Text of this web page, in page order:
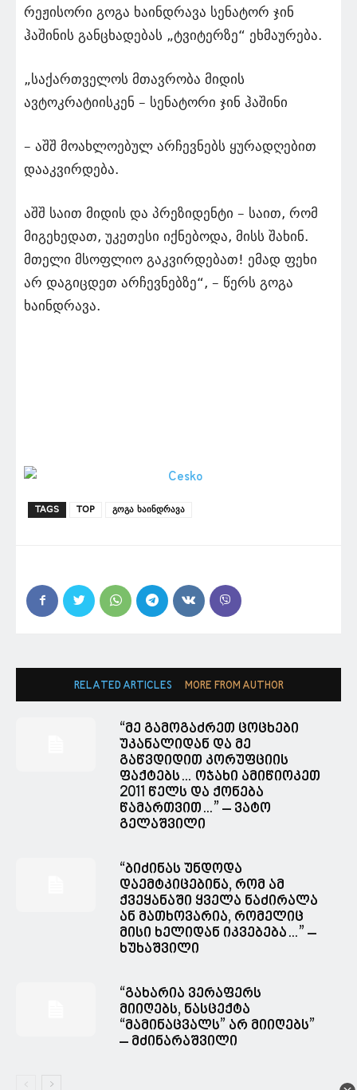
რეჟისორი გოგა ხაინდრავა სენატორ ჯინ
ჰაშინის განცხადებას „ტვიტერზე“ ეხმაურება.
„საქართველოს მთავრობა მიდის
ავტოკრატიისკენ – სენატორი ჯინ ჰაშინი
– აშშ მოახლოებულ არჩევნებს ყურადღებით
დააკვირდება.
აშშ საით მიდის და პრეზიდენტი – საით, რომ
მიგეხედათ, უკეთესი იქნებოდა, მისს შახინ.
მთელი მსოფლიო გაკვირდებათ! ემად ფეხი
არ დაგიცდეთ არჩევნებზე“, – წერს გოგა
ხაინდრავა.
TAGS TOP გოგა ხაინდრავა
RELATED ARTICLES MORE FROM AUTHOR
“მე გამოგაძრეთ ცოცხები
უკანალიდან და მე
გაწვდიდით კორუფციის
ფაქტებს… ოჯახი ამიწიოკეთ
2011 წელს და ქონება
წამართვით…” – ვატო
გელაშვილი
“ბიძინას უნდოდა
დაემტკიცებინა, რომ ამ
ქვეყანაში ყველა ნაძირალა
ან მათხოვარია, რომელიც
მისი ხელიდან იკვებება…” –
ხუხაშვილი
“გახარია ვერაფერს
მიიღებს, ნასცექტა
“მამინაცვალს” არ მიიღებს”
– მძინარაშვილი